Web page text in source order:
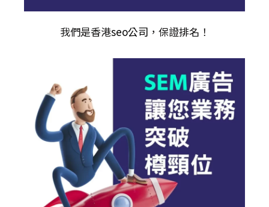
我們是香港seo公司 ，保證排名！